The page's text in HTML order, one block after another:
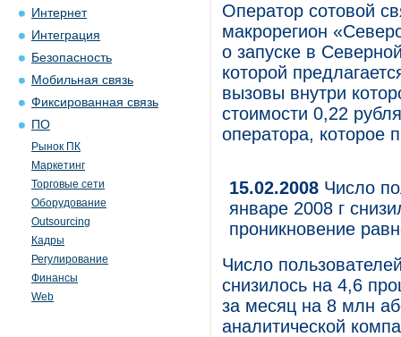
Интернет
Интеграция
Безопасность
Мобильная связь
Фиксированная связь
ПО
Рынок ПК
Маркетинг
Торговые сети
Оборудование
Outsourcing
Кадры
Регулирование
Финансы
Web
Оператор сотовой
макрорегион
о запуске в
которой
вызовы внутри
стоимости 0,22
оператора, которое
15.02.2008 Число
январе 2008 г
проникновение
Число
снизилось на 4,6
за месяц на 8 млн
аналитической